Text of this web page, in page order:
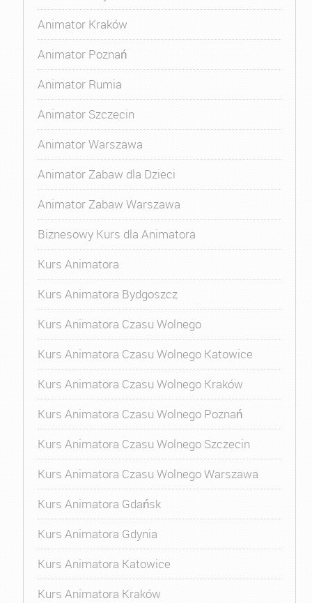
Animator Kraków
Animator Poznań
Animator Rumia
Animator Szczecin
Animator Warszawa
Animator Zabaw dla Dzieci
Animator Zabaw Warszawa
Biznesowy Kurs dla Animatora
Kurs Animatora
Kurs Animatora Bydgoszcz
Kurs Animatora Czasu Wolnego
Kurs Animatora Czasu Wolnego Katowice
Kurs Animatora Czasu Wolnego Kraków
Kurs Animatora Czasu Wolnego Poznań
Kurs Animatora Czasu Wolnego Szczecin
Kurs Animatora Czasu Wolnego Warszawa
Kurs Animatora Gdańsk
Kurs Animatora Gdynia
Kurs Animatora Katowice
Kurs Animatora Kraków